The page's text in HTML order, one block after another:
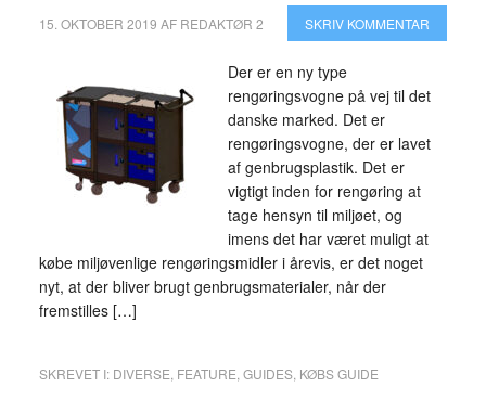
15. OKTOBER 2019 AF REDAKTØR 2 SKRIV KOMMENTAR
Der er en ny type
rengøringsvogne på vej til det
danske marked. Det er
rengøringsvogne, der er lavet
af genbrugsplastik. Det er
vigtigt inden for rengøring at
tage hensyn til miljøet, og
imens det har været muligt at
købe miljøvenlige rengøringsmidler i årevis, er det noget
nyt, at der bliver brugt genbrugsmaterialer, når der
fremstilles […]
SKREVET I: DIVERSE FEATURE GUIDES, KØBS GUIDE